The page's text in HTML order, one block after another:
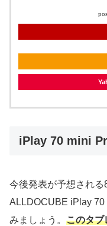
iPlay 70 mini
今後発表が予想される
ALLDOCUBE iPlay 70
みましょう。 このタ